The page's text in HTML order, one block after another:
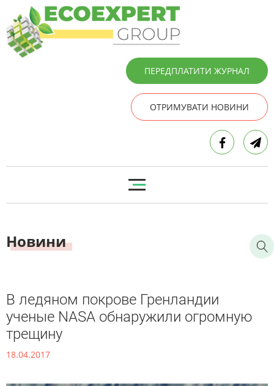
ПЕРЕДПЛАТИТИ ЖУРНАЛ
ОТРИМУВАТИ НОВИНИ
Новини
В ледяном покрове Гренландии
ученые NASA обнаружили огромную
трещину
18.04.2017